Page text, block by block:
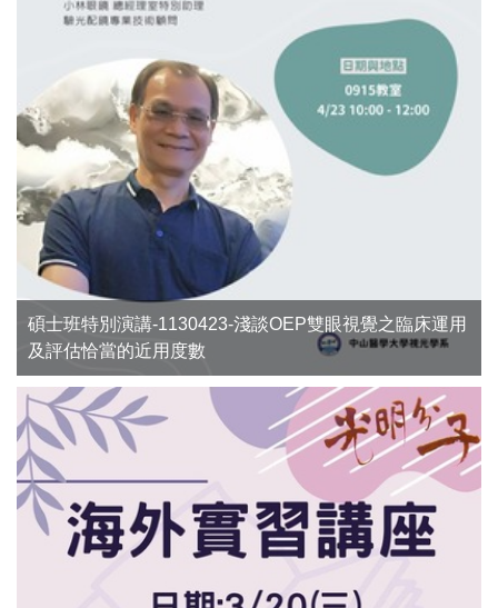
碩士班特別演講-1130423-淺談OEP雙眼視覺之臨床運用
及評估恰當的近用度數